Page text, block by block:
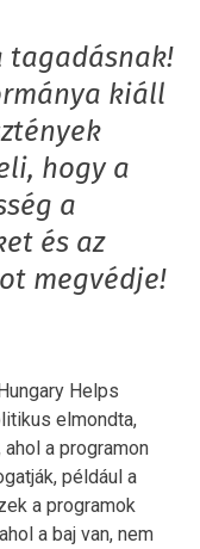
tagadásnak!
kiáll
hogy a
a
és az
megvédje!
Helps
elmondta,
a programon
például a
a programok
a baj van, nem